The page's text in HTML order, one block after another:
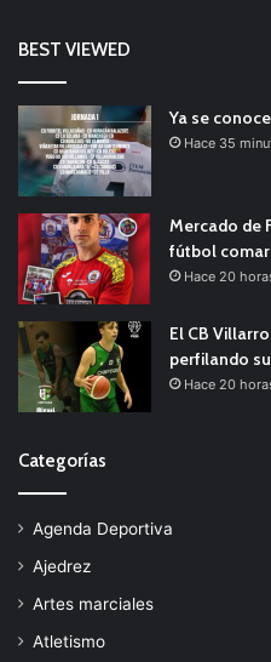
BEST VIEWED
Ya se
Hace 35
Mercado de
fútbol
Hace 20
El CB
perfilando
Hace 20
Categorías
Agenda Deportiva
Ajedrez
Artes marciales
Atletismo